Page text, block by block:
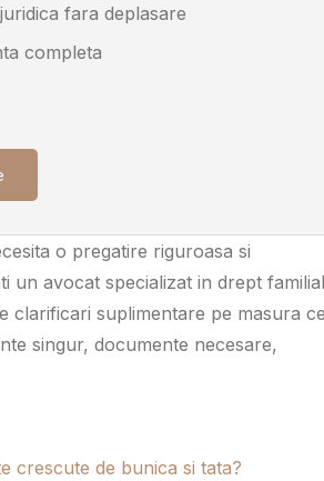
fara deplasare
completa
o pregatire riguroasa si
un avocat specializat in drept familial
clarificari suplimentare pe masura
singur, documente necesare,
crescute de bunica si tata?